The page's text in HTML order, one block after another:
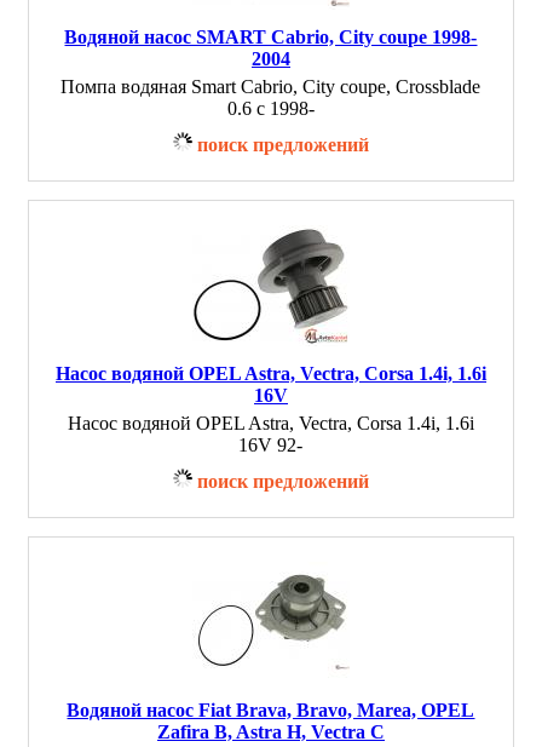
Водяной насос SMART Cabrio, City coupe 1998-
2004
Помпа водяная Smart Cabrio, City coupe, Crossblade
0.6 с 1998-
поиск предложений
Насос водяной OPEL Astra, Vectra, Corsa 1.4i, 1.6i
16V
Насос водяной OPEL Astra, Vectra, Corsa 1.4i, 1.6i
16V 92-
поиск предложений
Водяной насос Fiat Brava, Bravo, Marea, OPEL
Zafira B, Astra H, Vectra C